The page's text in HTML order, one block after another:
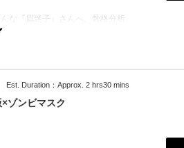
な『眉迷子』さんへ。骨格分析
。まつげとセットで、鏡を見る
Est. Duration：Approx. 2 hrs30 mins
ゾンビマスク